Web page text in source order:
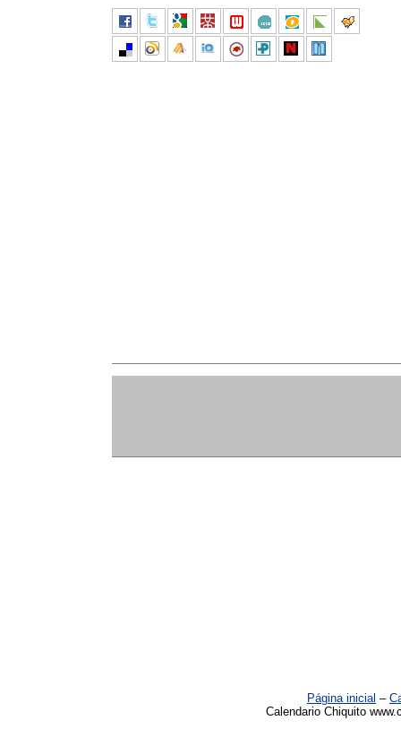
Página inicial –
Calendario Chiquito